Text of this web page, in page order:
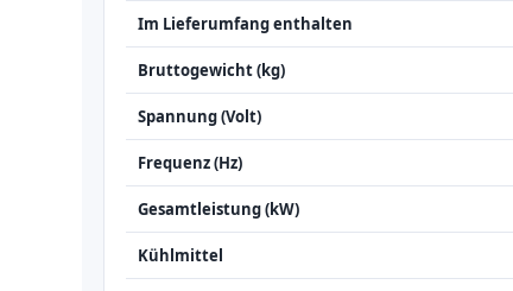
Im Lieferumfang enthalten
Bruttogewicht (kg)
Spannung (Volt)
Frequenz (Hz)
Gesamtleistung (kW)
Kühlmittel